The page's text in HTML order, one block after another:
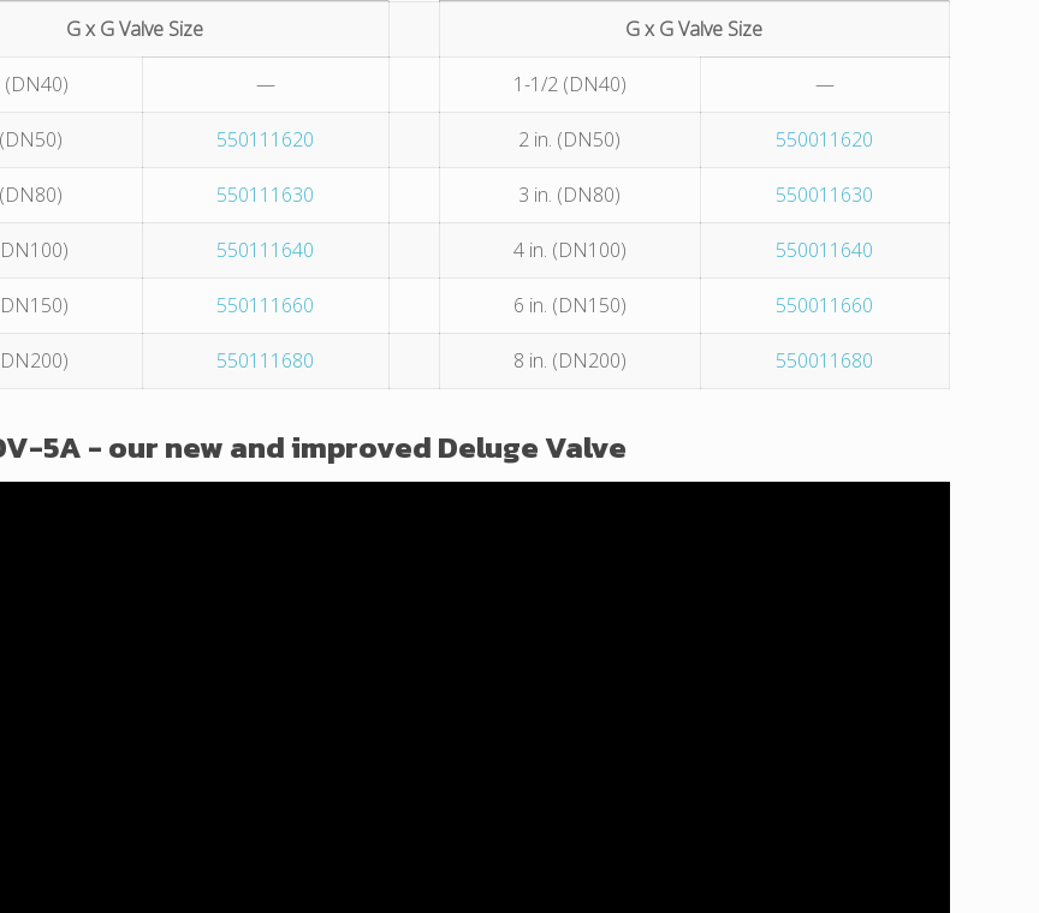
G x G Valve Size G x G Valve Size
(DN40) — 1-1/2 (DN40) —
550111620 2 in. (DN50) 550011620
550111630 3 in. (DN80) 550011630
550111640 4 in. (DN100) 550011640
550111660 6 in. (DN150) 550011660
550111680 8 in. (DN200) 550011680
5A - our new and improved Deluge Valve